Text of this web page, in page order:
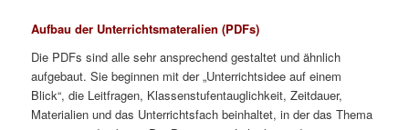
Aufbau der Unterrichtsmateralien (PDFs)
Die PDFs sind alle sehr ansprechend gestaltet und ähnlich
aufgebaut. Sie beginnen mit der „Unterrichtsidee auf einem
Blick“, die Leitfragen, Klassenstufentauglichkeit, Zeitdauer,
Materialien und das Unterrichtsfach beinhaltet, in der das Thema